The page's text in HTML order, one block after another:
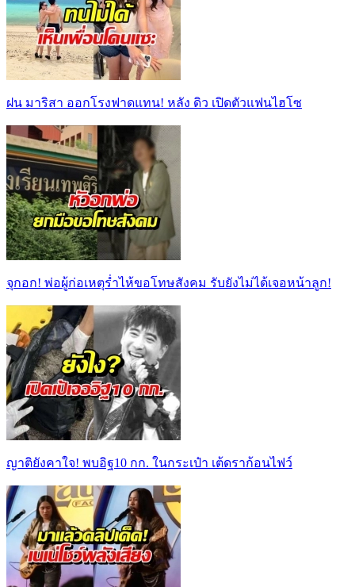
ฝน มาริสา ออกโรงฟาดแทน! หลัง ดิว เปิดตัวแฟนไฮโซ
จุกอก! พ่อผู้ก่อเหตุร่ำไห้ขอโทษสังคม รับยังไม่ได้เจอหน้าลูก!
ญาติยังคาใจ! พบอิฐ10 กก. ในกระเป๋า เต้ดราก้อนไฟว์